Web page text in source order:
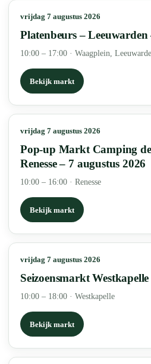
vrijdag 7 augustus 2026
Platenbeurs – Leeuwarden
10:00 – 17:00 · Waagplein,
Bekijk markt
vrijdag 7 augustus 2026
Pop-up Markt Camping
Renesse – 7 augustus 2026
10:00 – 16:00 · Renesse
Bekijk markt
vrijdag 7 augustus 2026
Seizoensmarkt
10:00 – 18:00 · Westkapelle
Bekijk markt